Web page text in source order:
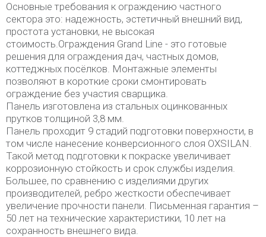
Основные требования к ограждению частного
сектора это: надежность, эстетичный внешний вид,
простота установки, не высокая
стоимость.Ограждения Grand Line - это готовые
решения для ограждения дач, частных домов,
коттеджных посёлков. Монтажные элементы
позволяют в короткие сроки смонтировать
ограждение без участия сварщика.
Панель изготовлена из стальных оцинкованных
прутков толщиной 3,8 мм.
Панель проходит 9 стадий подготовки поверхности, в
том числе нанесение конверсионного слоя OXSILAN.
Такой метод подготовки к покраске увеличивает
коррозионную стойкость и срок службы изделия.
Большее, по сравнению с изделиями других
производителей, ребро жесткости обеспечивает
увеличение прочности панели. Письменная гарантия –
50 лет на технические характеристики, 10 лет на
сохранность внешнего вида.